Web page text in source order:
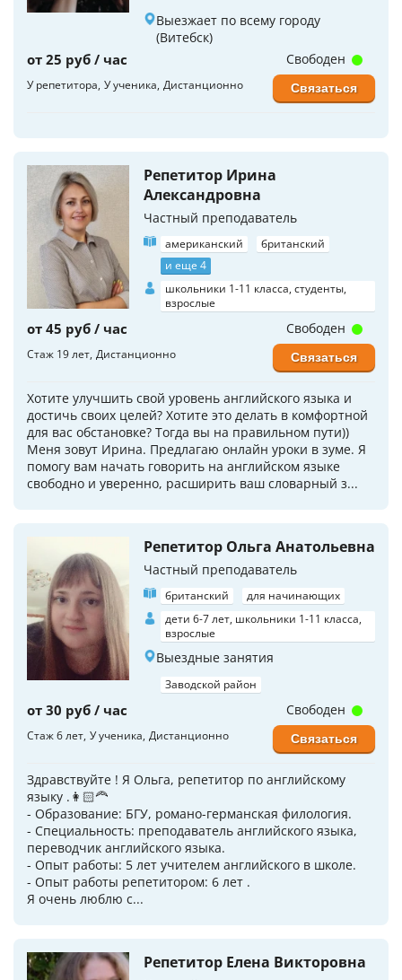
Выезжает по всему городу
(Витебск)
от 25 руб / час
У репетитора У ученика Дистанционно
Свободен
Связаться
Репетитор Ирина
Александровна
Частный преподаватель
американский
британский
и еще 4
школьники 1-11 класса, студенты,
взрослые
от 45 руб / час
Стаж 19 лет Дистанционно
Хотите улучшить свой уровень английского языка и
достичь своих целей? Хотите это делать в комфортной
для вас обстановке? Тогда вы на правильном пути))
Меня зовут Ирина. Предлагаю онлайн уроки в зуме. Я
помогу вам начать говорить на английском языке
свободно и уверенно, расширить ваш словарный з...
Свободен
Связаться
Репетитор Ольга Анатольевна
Частный преподаватель
британский
для начинающих
дети 6-7 лет, школьники 1-11 класса,
взрослые
Выездные занятия
Заводской район
от 30 руб / час
Стаж 6 лет У ученика Дистанционно
Здравствуйте ! Я Ольга, репетитор по английскому
языку .👩🏻‍🦰
- Образование: БГУ, романо-германская филология.
- Специальность: преподаватель английского языка,
переводчик английского языка.
- Опыт работы: 5 лет учителем английского в школе.
- Опыт работы репетитором: 6 лет .
Я очень люблю с...
Свободен
Связаться
Репетитор Елена Викторовна